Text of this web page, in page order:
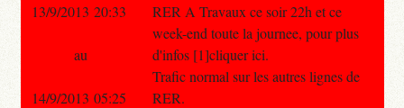
13/9/2013 20:33
RER A Travaux ce soir 22h et ce
week-end toute la journee, pour plus
d'infos [1]cliquer ici.
Trafic normal sur les autres lignes de
RER.
au
14/9/2013 05:25